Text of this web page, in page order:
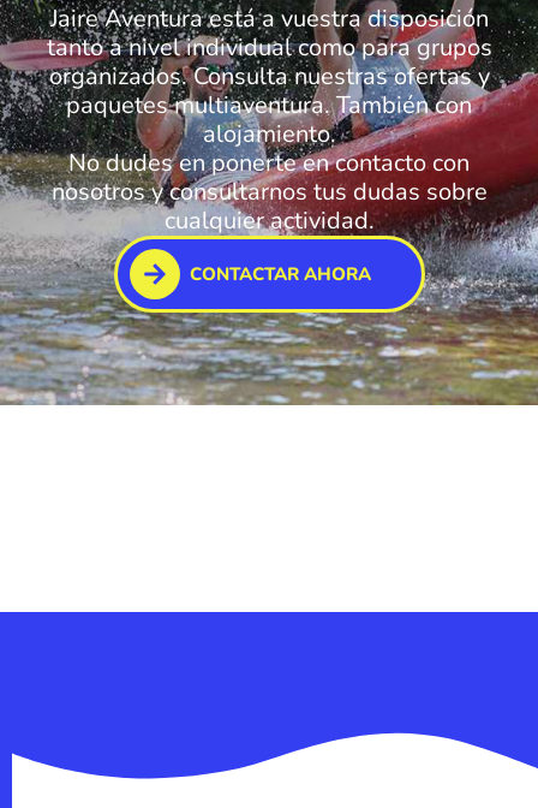
Jaire Aventura está a vuestra disposición
tanto a nivel individual como para grupos
organizados. Consulta nuestras ofertas y
paquetes multiaventura. También con
alojamiento.
No dudes en ponerte en contacto con
nosotros y consultarnos tus dudas sobre
cualquier actividad.
CONTACTAR AHORA